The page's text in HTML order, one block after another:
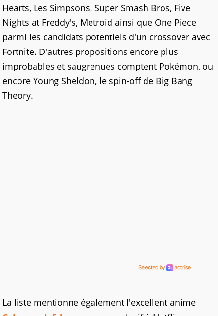
Hearts, Les Simpsons, Super Smash Bros, Five
Nights at Freddy's, Metroid ainsi que One Piece
parmi les candidats potentiels d'un crossover avec
Fortnite. D'autres propositions encore plus
improbables et saugrenues comptent Pokémon, ou
encore Young Sheldon, le spin-off de Big Bang
Theory.
La liste mentionne également l'excellent anime